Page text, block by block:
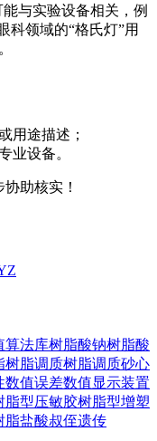
与实验设备相关，例
科领域的“格氏灯”用
用途描述；
业设备。
助核实！
Z
算法库树脂酸钠树脂酸
树脂调质树脂调质砂心
数值误差数值显示装置
脂型压敏胶树脂型增塑
脂盐酸叔侄遗传